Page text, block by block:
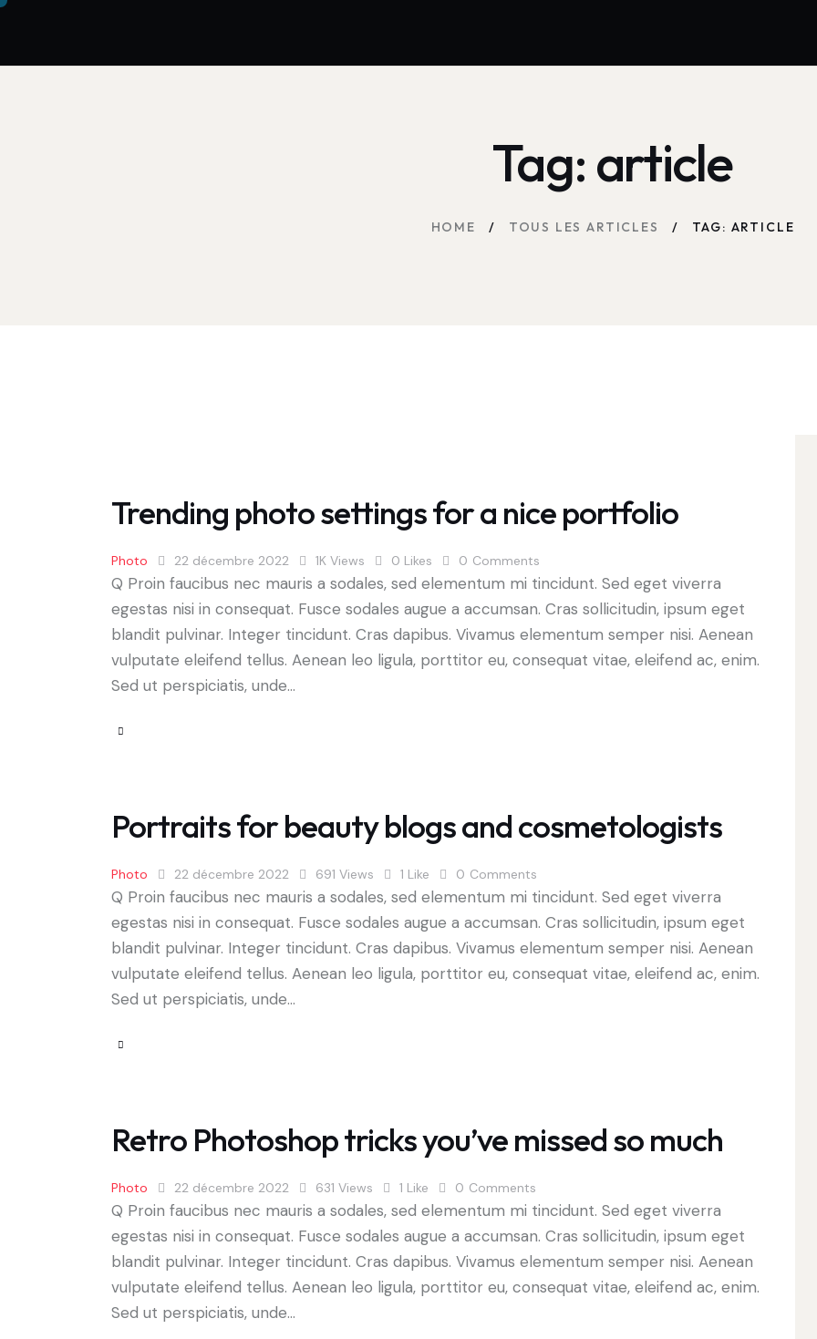
Tag: article
HOME TOUS LES ARTICLES TAG: ARTICLE
Trending photo settings for a nice portfolio
Photo 22 décembre 2022 1K Views 0 Likes 0 Comments
Q Proin faucibus nec mauris a sodales, sed elementum mi tincidunt. Sed eget viverra
egestas nisi in consequat. Fusce sodales augue a accumsan. Cras sollicitudin, ipsum eget
blandit pulvinar. Integer tincidunt. Cras dapibus. Vivamus elementum semper nisi. Aenean
vulputate eleifend tellus. Aenean leo ligula, porttitor eu, consequat vitae, eleifend ac, enim.
Sed ut perspiciatis, unde…
Portraits for beauty blogs and cosmetologists
Photo 22 décembre 2022 691 Views 1 Like 0 Comments
Q Proin faucibus nec mauris a sodales, sed elementum mi tincidunt. Sed eget viverra
egestas nisi in consequat. Fusce sodales augue a accumsan. Cras sollicitudin, ipsum eget
blandit pulvinar. Integer tincidunt. Cras dapibus. Vivamus elementum semper nisi. Aenean
vulputate eleifend tellus. Aenean leo ligula, porttitor eu, consequat vitae, eleifend ac, enim.
Sed ut perspiciatis, unde…
Retro Photoshop tricks you’ve missed so much
Photo 22 décembre 2022 631 Views 1 Like 0 Comments
Q Proin faucibus nec mauris a sodales, sed elementum mi tincidunt. Sed eget viverra
egestas nisi in consequat. Fusce sodales augue a accumsan. Cras sollicitudin, ipsum eget
blandit pulvinar. Integer tincidunt. Cras dapibus. Vivamus elementum semper nisi. Aenean
vulputate eleifend tellus. Aenean leo ligula, porttitor eu, consequat vitae, eleifend ac, enim.
Sed ut perspiciatis, unde…